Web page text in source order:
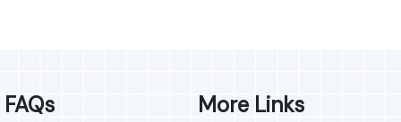
FAQs More Links